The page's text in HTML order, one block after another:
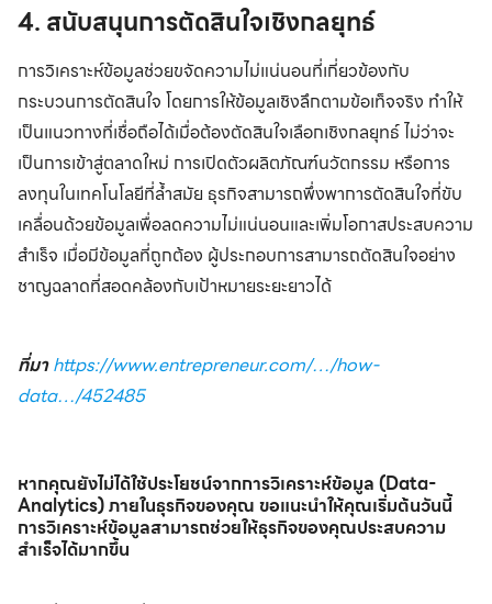
4. สนับสนุนการตัดสินใจเชิงกลยุทธ์
การวิเคราะห์ข้อมูลช่วยขจัดความไม่แน่นอนที่เกี่ยวข้องกับ
กระบวนการตัดสินใจ โดยการให้ข้อมูลเชิงลึกตามข้อเท็จจริง ทำให้
เป็นแนวทางที่เชื่อถือได้เมื่อต้องตัดสินใจเลือกเชิงกลยุทธ์ ไม่ว่าจะ
เป็นการเข้าสู่ตลาดใหม่ การเปิดตัวผลิตภัณฑ์นวัตกรรม หรือการ
ลงทุนในเทคโนโลยีที่ล้ำสมัย ธุรกิจสามารถพึ่งพาการตัดสินใจที่ขับ
เคลื่อนด้วยข้อมูลเพื่อลดความไม่แน่นอนและเพิ่มโอกาสประสบความ
สำเร็จ เมื่อมีข้อมูลที่ถูกต้อง ผู้ประกอบการสามารถตัดสินใจอย่าง
ชาญฉลาดที่สอดคล้องกับเป้าหมายระยะยาวได้
ที่มาhttps://www.entrepreneur.com/…/how-
data…/452485
หากคุณยังไม่ได้ใช้ประโยชน์จากการวิเคราะห์ข้อมูล (Data-
Analytics) ภายในธุรกิจของคุณ ขอแนะนำให้คุณเริ่มต้นวันนี้
การวิเคราะห์ข้อมูลสามารถช่วยให้ธุรกิจของคุณประสบความ
สำเร็จได้มากขึ้น